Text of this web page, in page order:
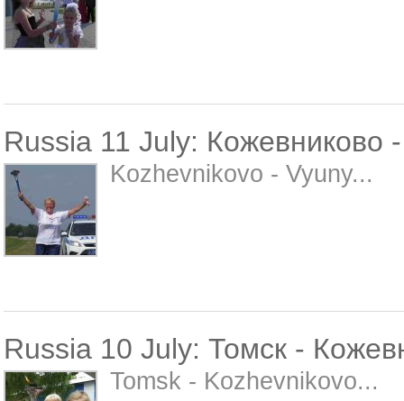
Russia 11 July: Кожевниково
Kozhevnikovo - Vyuny...
Russia 10 July: Томск -
Tomsk - Kozhevnikovo...